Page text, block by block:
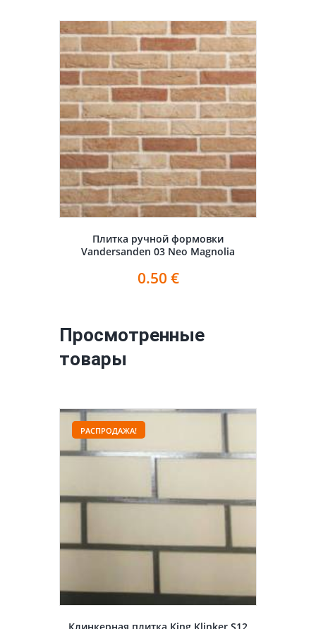
Плитка ручной формовки
Vandersanden 03 Neo Magnolia
0.50 €
Просмотренные
товары
РАСПРОДАЖА!